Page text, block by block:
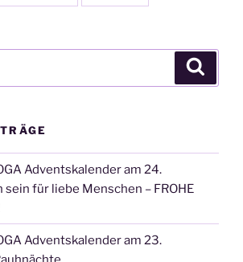
Adventskalender am 24.
sein für liebe Menschen – FROHE
Adventskalender am 23.